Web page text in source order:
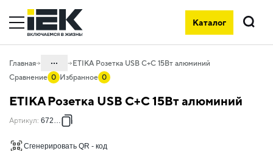
Каталог
Поиск
Главная ...
удлинители и силовые разъемы
06.01 Электроустановочные изделия
ETIKA Розетка USB C+C 15Вт алюминий
Сравнение 0 Избранное 0
ETIKA Розетка USB C+C 15Вт алюминий
Артикул: 672435
Сгенерировать QR - код